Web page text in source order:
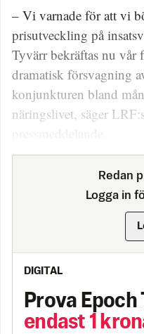
– Vi varnade för att vi
prisutveckling på
Tyvärr bekräftas nu vår
dramatisk försvagning
konjunkturen bland
näringslivet, säger
Redan
Logga in
DIGITAL
Prova Epoch
endast 1